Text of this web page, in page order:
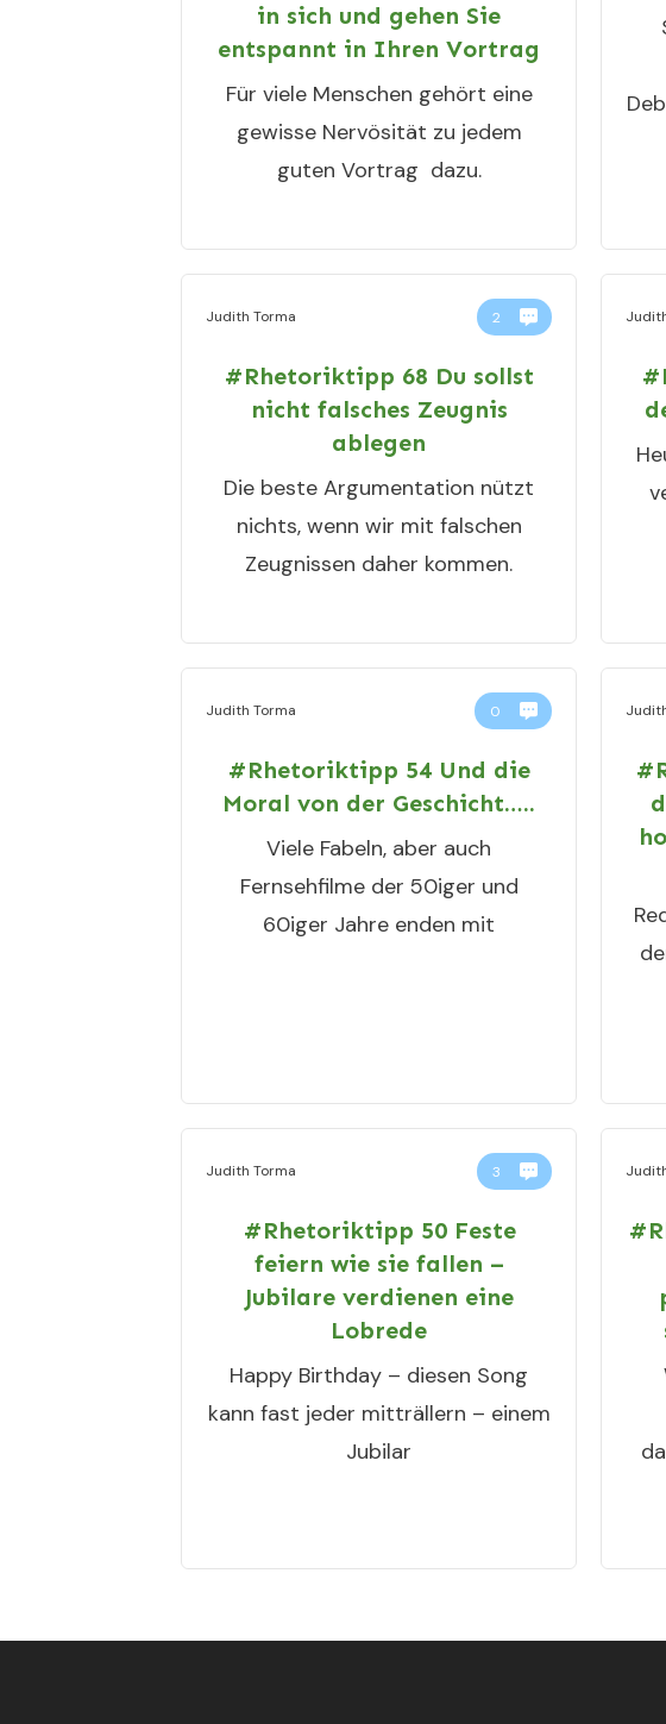
in sich und gehen Sie
entspannt in Ihren Vortrag
Für viele Menschen gehört eine
gewisse Nervösität zu jedem
guten Vortrag dazu.
Judith Torma 2
#Rhetoriktipp 68 Du sollst
nicht falsches Zeugnis
ablegen
Die beste Argumentation nützt
nichts, wenn wir mit falschen
Zeugnissen daher kommen.
Judith Torma 0
#Rhetoriktipp 54 Und die
Moral von der Geschicht…..
Viele Fabeln, aber auch
Fernsehfilme der 50iger und
60iger Jahre enden mit
Judith Torma 3
#Rhetoriktipp 50 Feste
feiern wie sie fallen –
Jubilare verdienen eine
Lobrede
Happy Birthday – diesen Song
kann fast jeder mitträllern – einem
Jubilar